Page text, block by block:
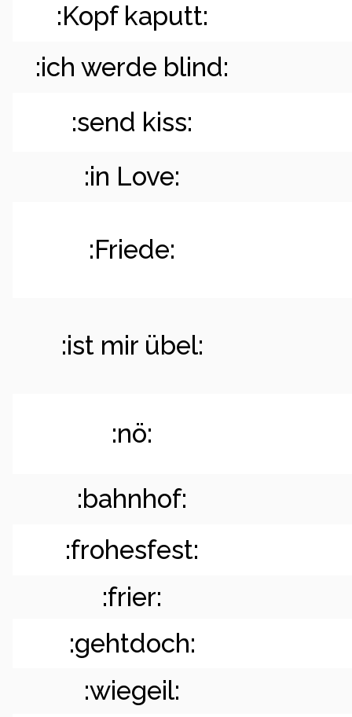
:Kopf kaputt:
:ich werde blind:
:send kiss:
:in Love:
:Friede:
:ist mir übel:
:nö:
:bahnhof:
:frohesfest:
:frier:
:gehtdoch:
:wiegeil: